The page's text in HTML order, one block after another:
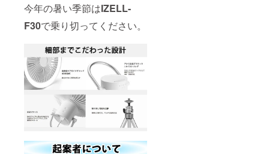
今年の暑い季節はIZELL-
F30で乗り切ってください。